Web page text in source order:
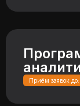
Приём заявок до: